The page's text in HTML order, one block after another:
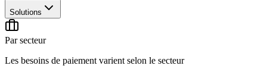
Solutions
Par secteur
Les besoins de paiement varient selon le secteur